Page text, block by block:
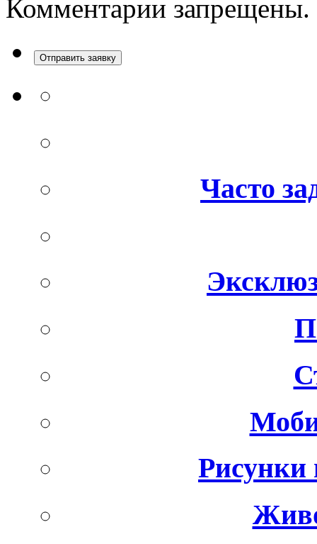
Комментарии запрещены.
Отправить заявку
Часто
Рисунки